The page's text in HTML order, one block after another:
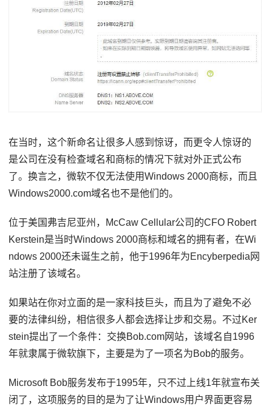
在当时，这个新命名让很多人感到惊讶，而更令人惊讶的
是公司在没有检查域名和商标的情况下就对外正式公布
了。换言之，微软不仅无法使用Windows 2000商标，而且
Windows2000.com域名也不是他们的。
位于美国弗吉尼亚州，McCaw Cellular公司的CFO Robert
Kerstein是当时Windows 2000商标和域名的拥有者，在Wi
ndows 2000还未诞生之前，他于1996年为Encyberpedia网
站注册了该域名。
如果站在你对立面的是一家科技巨头，而且为了避免不必
要的法律纠纷，相信很多人都会选择让步和交易。不过Ker
stein提出了一个条件：交换Bob.com网站，该域名自1996
年就隶属于微软旗下，主要是为了一项名为Bob的服务。
Microsoft Bob服务发布于1995年，只不过上线1年就宣布关
闭了，这项服务的目的是为了让Windows用户界面更容易